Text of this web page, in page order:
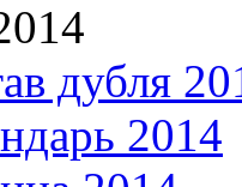
дубля
2014